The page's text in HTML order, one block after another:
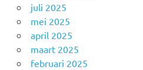
juli 2025
mei 2025
april 2025
maart 2025
februari 2025